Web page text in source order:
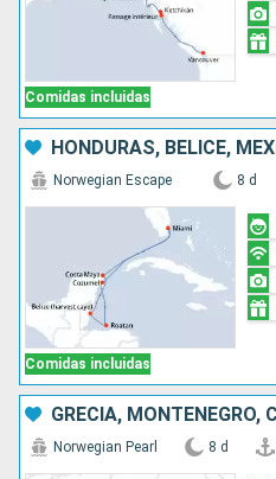
Comidas incluidas
Comidas incluidas
Norwegian Escape 8 d
Norwegian Pearl 8 d